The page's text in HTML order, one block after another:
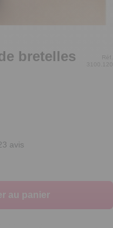
bretelles
Réf.
avis
au panier